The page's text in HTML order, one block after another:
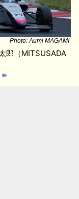
Photo: Aumi MAGAMI
郎（MITSUSADA